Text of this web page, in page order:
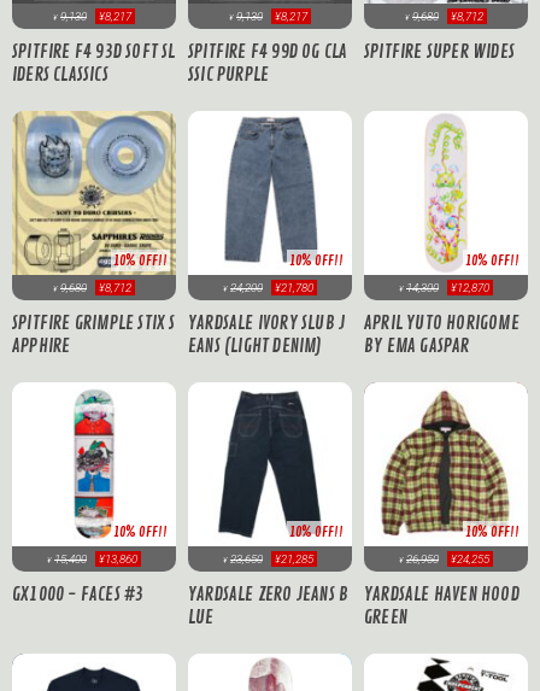
¥ 9,130 ¥8,217
SPITFIRE F4 93D SOFT SL
IDERS CLASSICS
¥ 9,130 ¥8,217
SPITFIRE F4 99D OG CLA
SSIC PURPLE
¥ 9,680 ¥8,712
SPITFIRE SUPER WIDES
10% OFF!!
¥ 9,680 ¥8,712
SPITFIRE GRIMPLE STIX S
APPHIRE
10% OFF!!
¥ 24,200 ¥21,780
YARDSALE IVORY SLUB J
EANS (LIGHT DENIM)
10% OFF!!
¥ 14,300 ¥12,870
APRIL YUTO HORIGOME
BY EMA GASPAR
10% OFF!!
¥ 15,400 ¥13,860
GX1000 - FACES #3
10% OFF!!
¥ 23,650 ¥21,285
YARDSALE ZERO JEANS B
LUE
10% OFF!!
¥ 26,950 ¥24,255
YARDSALE HAVEN HOOD
GREEN